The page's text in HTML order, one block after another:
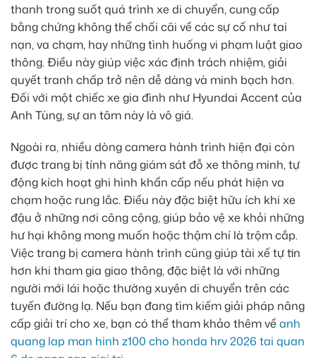
thanh trong suốt quá trình xe di chuyển, cung cấp
bằng chứng không thể chối cãi về các sự cố như tai
nạn, va chạm, hay những tình huống vi phạm luật giao
thông. Điều này giúp việc xác định trách nhiệm, giải
quyết tranh chấp trở nên dễ dàng và minh bạch hơn.
Đối với một chiếc xe gia đình như Hyundai Accent của
Anh Tùng, sự an tâm này là vô giá.
Ngoài ra, nhiều dòng camera hành trình hiện đại còn
được trang bị tính năng giám sát đỗ xe thông minh, tự
động kích hoạt ghi hình khẩn cấp nếu phát hiện va
chạm hoặc rung lắc. Điều này đặc biệt hữu ích khi xe
đậu ở những nơi công cộng, giúp bảo vệ xe khỏi những
hư hại không mong muốn hoặc thậm chí là trộm cắp.
Việc trang bị camera hành trình cũng giúp tài xế tự tin
hơn khi tham gia giao thông, đặc biệt là với những
người mới lái hoặc thường xuyên di chuyển trên các
tuyến đường lạ. Nếu bạn đang tìm kiếm giải pháp nâng
cấp giải trí cho xe, bạn có thể tham khảo thêm về anh
quang lap man hinh z100 cho honda hrv 2026 tai quan